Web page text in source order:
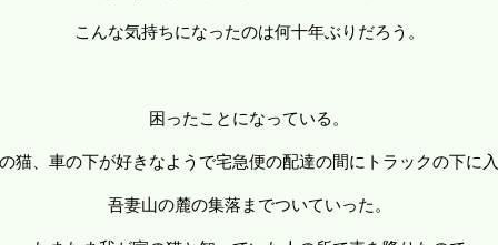
こんな気持ちになったのは何十年ぶりだろう。
困ったことになっている。
猫、車の下が好きなようで宅急便の配達の間にトラックの下に
吾妻山の麓の集落までついていった。